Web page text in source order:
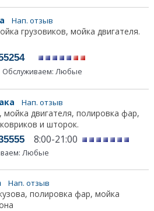
Нап. отзыв
грузовиков, мойка двигателя.
Обслуживаем: Любые
Нап. отзыв
двигателя, полировка фар,
и шторок.
8:00-21:00
Любые
Нап. отзыв
полировка фар, мойка